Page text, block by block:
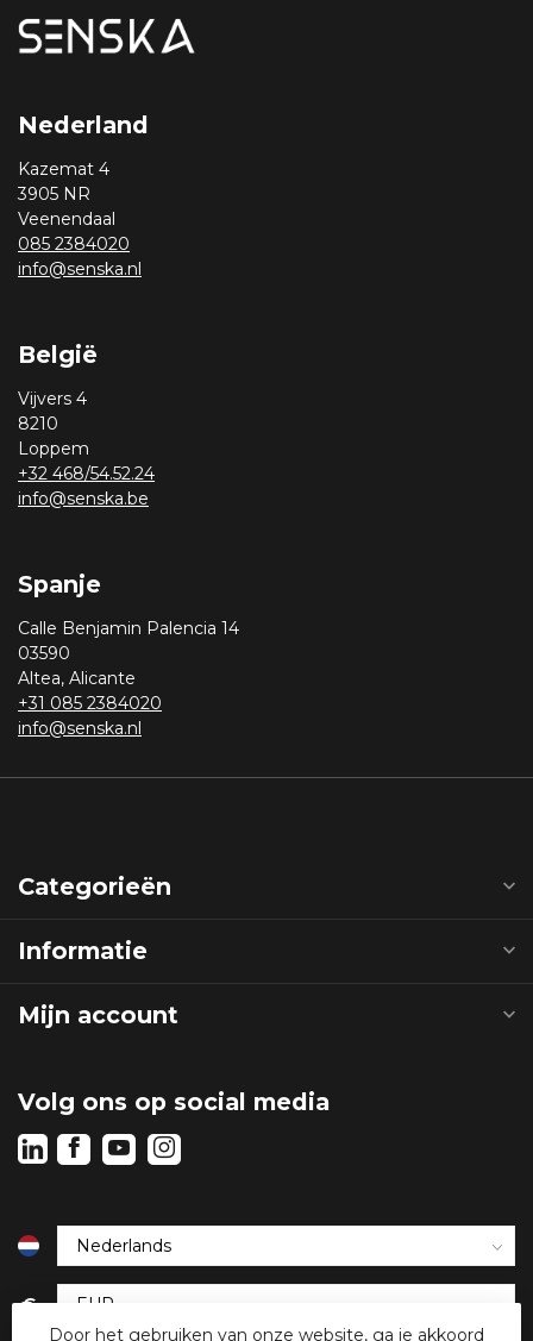
Nederland
Kazemat 4
3905 NR
Veenendaal
085 2384020
info@senska.nl
België
Vijvers 4
8210
Loppem
+32 468/54.52.24
info@senska.be
Spanje
Calle Benjamin Palencia 14
03590
Altea, Alicante
+31 085 2384020
info@senska.nl
Categorieën
Informatie
Mijn account
Volg ons op social media
€
Door het gebruiken van onze website, ga je akkoord